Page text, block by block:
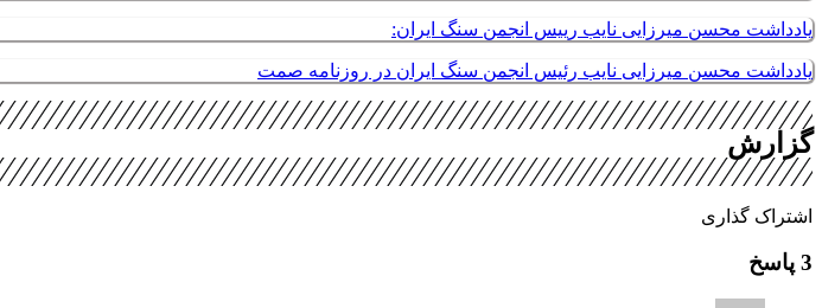
یادداشت محسن میرزایی نایب رییس انجمن سنگ ایران:
یادداشت محسن میرزایی نایب رئیس انجمن سنگ ایران در روزنامه صمت
گزارش
اشتراک گذاری
3 پاسخ